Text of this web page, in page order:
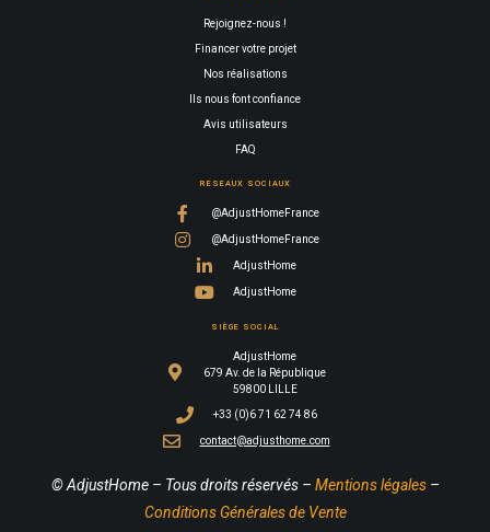
SIÈGE SOCIAL
AdjustHome
679 Av. de la République
59800 LILLE
+33 (0)6 71 62 74 86
contact@adjusthome.com
RESEAUX SOCIAUX
@AdjustHomeFrance
@AdjustHomeFrance
AdjustHome
AdjustHome
Rejoignez-nous !
Financer votre projet
Nos réalisations
Ils nous font confiance
Avis utilisateurs
FAQ
© AdjustHome – Tous droits réservés – Mentions légales –
Conditions Générales de Vente